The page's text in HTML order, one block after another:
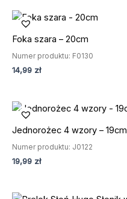
BESTSELLER
Foka szara – 20cm
Numer produktu: F0130
14,99 zł
BESTSELLER
Jednorożec 4 wzory – 19cm
Numer produktu: J0122
19,99 zł